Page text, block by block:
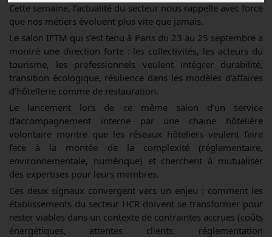
Cette semaine, l’actualité du secteur nous rappelle avec force
que nos métiers évoluent plus vite que jamais.
Le salon IFTM qui s’est tenu à Paris du 23 au 25 septembre a
montré une direction forte : les collectivités, les acteurs du
tourisme, les professionnels veulent intégrer durabilité,
transition écologique, résilience dans les modèles d’affaires
d’hôtellerie comme de restauration.
Le lancement lors de ce même salon d’un service
d’accompagnement interne par une chaine hôtelière
volontaire montre que les réseaux hôteliers veulent faire
face à la montée de la complexité (réglementaire,
environnementale, numérique) et cherchent à mutualiser
des expertises pour leurs membres.
Ces deux signaux convergent vers un enjeu : comment les
établissements du secteur HCR doivent se transformer pour
rester viables dans un contexte de contraintes accrues (coûts
énergétiques, attentes clients, réglementation